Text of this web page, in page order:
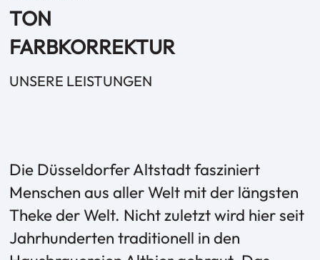
Die Düsseldorfer Altstadt fasziniert
Menschen aus aller Welt mit der längsten
Theke der Welt. Nicht zuletzt wird hier seit
Jahrhunderten traditionell in den
TON
FARBKORREKTUR
UNSERE LEISTUNGEN